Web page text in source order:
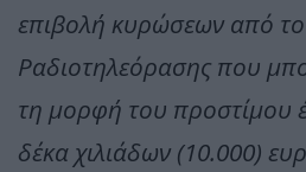
επιβολή κυρώσεων από
Ραδιοτηλεόρασης που
τη μορφή του προστίμου
δέκα χιλιάδων (10.000)